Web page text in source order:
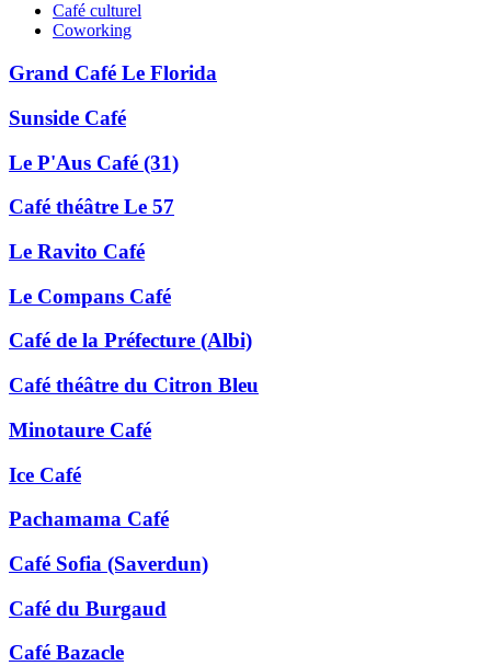
Café culturel
Coworking
Grand Café Le Florida
Sunside Café
Le P'Aus Café (31)
Café théâtre Le 57
Le Ravito Café
Le Compans Café
Café de la Préfecture (Albi)
Café théâtre du Citron Bleu
Minotaure Café
Ice Café
Pachamama Café
Café Sofia (Saverdun)
Café du Burgaud
Café Bazacle